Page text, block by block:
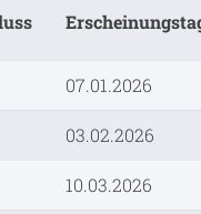
07.01.2026
03.02.2026
10.03.2026